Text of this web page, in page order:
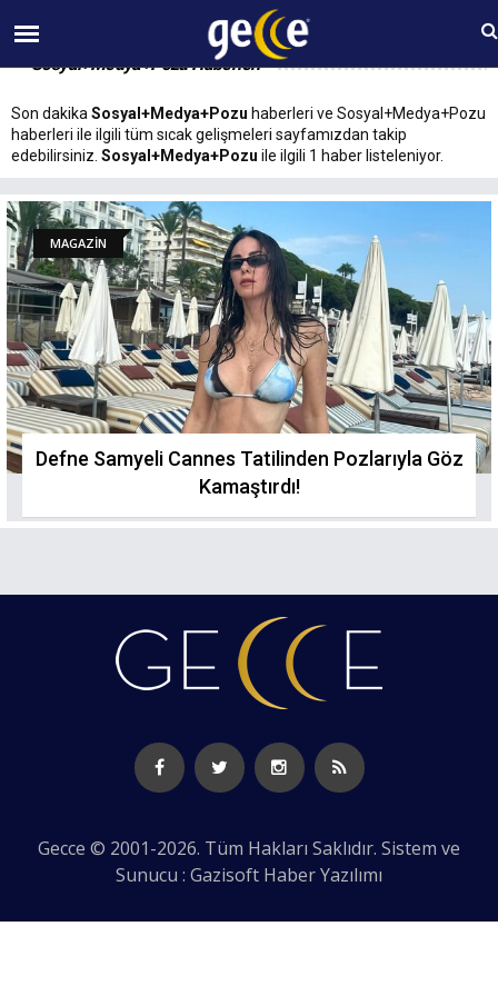
07 AĞUSTOS Cuma 00:06
Sosyal+Medya+Pozu Haberleri
Son dakika Sosyal+Medya+Pozu haberleri ve Sosyal+Medya+Pozu
haberleri ile ilgili tüm sıcak gelişmeleri sayfamızdan takip
edebilirsiniz. Sosyal+Medya+Pozu ile ilgili 1 haber listeleniyor.
MAGAZİN
Defne Samyeli Cannes Tatilinden Pozlarıyla Göz
Kamaştırdı!
Gecce © 2001-2026. Tüm Hakları Saklıdır. Sistem ve
Sunucu : Gazisoft Haber Yazılımı